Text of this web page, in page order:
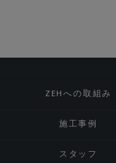
ZEHへの取組み
施工事例
スタッフ